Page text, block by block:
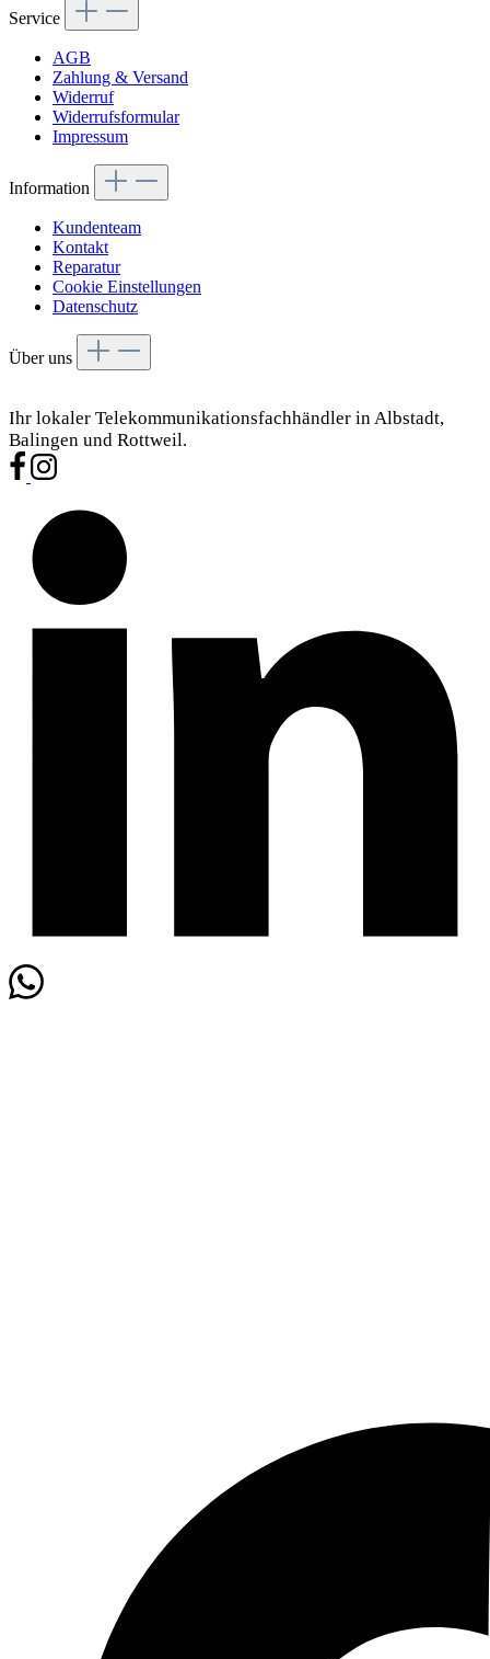
Service
AGB
Zahlung & Versand
Widerruf
Widerrufsformular
Impressum
Information
Kundenteam
Kontakt
Reparatur
Cookie Einstellungen
Datenschutz
Über uns
Ihr lokaler Telekommunikationsfachhändler in Albstadt,
Balingen und Rottweil.